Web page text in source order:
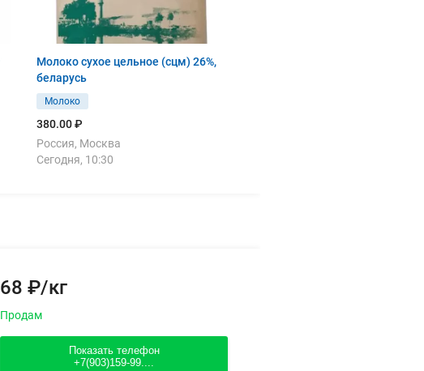
Молоко сухое цельное (сцм) 26%,
беларусь
Молоко
380.00 ₽
Россия, Москва
Сегодня, 10:30
68 ₽/кг
Продам
Показать телефон
+7(903)159-99....